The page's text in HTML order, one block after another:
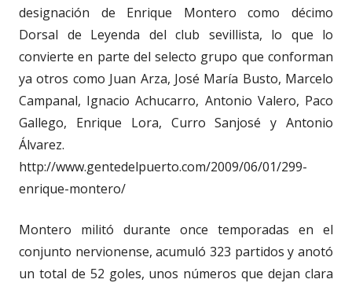
designación de Enrique Montero como décimo
Dorsal de Leyenda del club sevillista, lo que lo
convierte en parte del selecto grupo que conforman
ya otros como Juan Arza, José María Busto, Marcelo
Campanal, Ignacio Achucarro, Antonio Valero, Paco
Gallego, Enrique Lora, Curro Sanjosé y Antonio
Álvarez.
http://www.gentedelpuerto.com/2009/06/01/299-
enrique-montero/
Montero militó durante once temporadas en el
conjunto nervionense, acumuló 323 partidos y anotó
un total de 52 goles, unos números que dejan clara